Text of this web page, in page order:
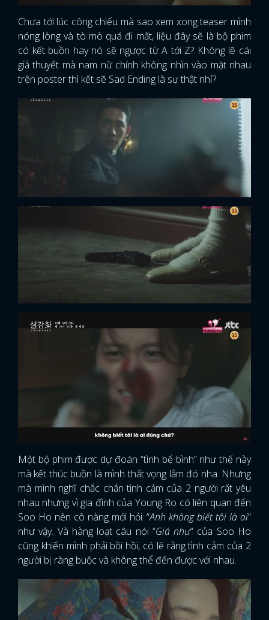
Chưa tới lúc công chiếu mà sao xem xong teaser mình
nóng lòng và tò mò quá đi mất, liệu đây sẽ là bộ phim
có kết buồn hay nó sẽ ngược từ A tới Z? Không lẽ cái
giả thuyết mà nam nữ chính không nhìn vào mặt nhau
trên poster thì kết sẽ Sad Ending là sự thật nhỉ?
Một bộ phim được dự đoán “tình bể bình” như thế này
mà kết thúc buồn là mình thất vọng lắm đó nha. Nhưng
mà mình nghĩ chắc chắn tình cảm của 2 người rất yêu
nhau nhưng vì gia đình của Young Ro có liên quan đến
Soo Ho nên cô nàng mới hỏi: “Anh không biết tôi là ai”
như vậy. Và hàng loạt câu nói “Giá như” của Soo Ho
cũng khiến mình phải bồi hồi, có lẽ rằng tình cảm của 2
người bị ràng buộc và không thể đến được với nhau.